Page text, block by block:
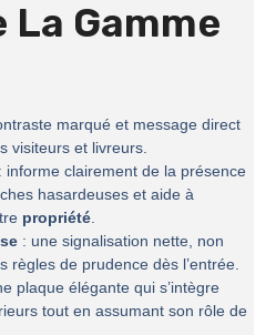
La Gamme
marqué et message direct
visiteurs et livreurs.
: informe clairement de la présence
hasardeuses et aide à
propriété.
: une signalisation nette, non
règles de prudence dès l’entrée.
plaque élégante qui s’intègre
tout en assumant son rôle de